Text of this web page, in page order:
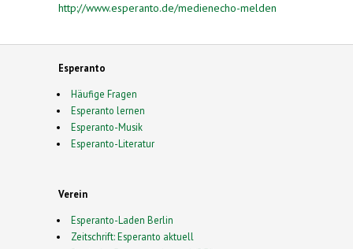
http://www.esperanto.de/medienecho-melden
Esperanto
Häufige Fragen
Esperanto lernen
Esperanto-Musik
Esperanto-Literatur
Verein
Esperanto-Laden Berlin
Zeitschrift: Esperanto aktuell